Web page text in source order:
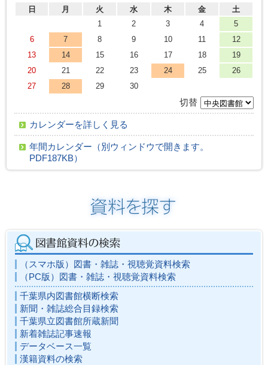
日 月 火 水 木 金
土
1
2 3 4
5
6
7 8 9 10 11
12
13
14 15 16 17 18
19
20
21 22 23 24 25
26
27
28 29 30
切替
カレンダーを詳しく見る
年間カレンダー（別ウィンドウで開きます。
PDF187KB）
（スマホ版）図書・雑誌・視聴覚資料検索
（PC版）図書・雑誌・視聴覚資料検索
千葉県内図書館横断検索
新聞・雑誌総合目録検索
千葉県立図書館所蔵新聞
新着雑誌記事速報
データベース一覧
漢籍資料の検索